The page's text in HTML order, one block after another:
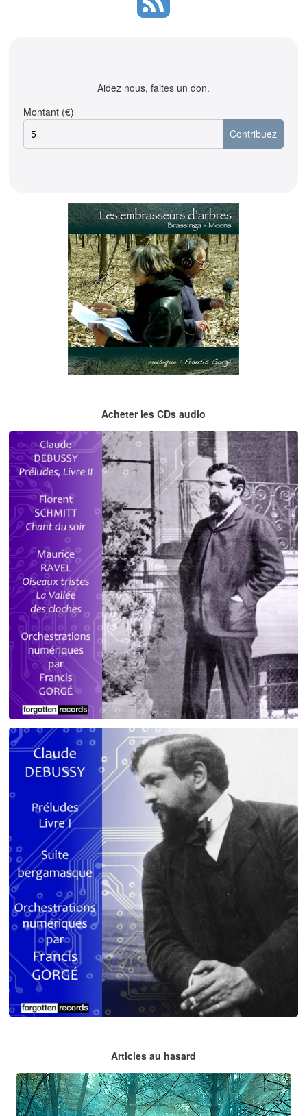
Aidez nous, faites un don.
Montant (€)
Les embrasseurs d'arbres
Acheter les CDs audio
Debussy - Schmitt - Ravel
orchestrations numériques par Francis Gorgé
Articles au hasard